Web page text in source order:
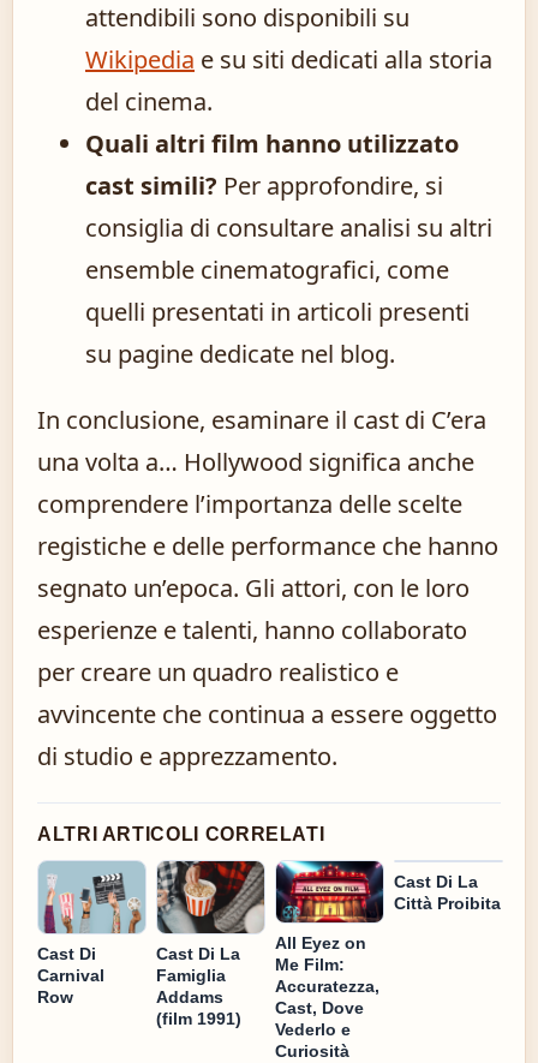
attendibili sono disponibili su
Wikipedia e su siti dedicati alla storia
del cinema.
Quali altri film hanno utilizzato
cast simili? Per approfondire, si
consiglia di consultare analisi su altri
ensemble cinematografici, come
quelli presentati in articoli presenti
su pagine dedicate nel blog.
In conclusione, esaminare il cast di C’era
una volta a… Hollywood significa anche
comprendere l’importanza delle scelte
registiche e delle performance che hanno
segnato un’epoca. Gli attori, con le loro
esperienze e talenti, hanno collaborato
per creare un quadro realistico e
avvincente che continua a essere oggetto
di studio e apprezzamento.
ALTRI ARTICOLI CORRELATI
Cast Di
Carnival
Row
Cast Di La
Famiglia
Addams
(film 1991)
All Eyez on
Me Film:
Accuratezza,
Cast, Dove
Vederlo e
Curiosità
Cast Di La
Città Proibita